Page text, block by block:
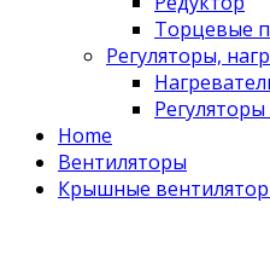
Торцевые
Регуляторы,
Home
Вентиляторы
Крышные